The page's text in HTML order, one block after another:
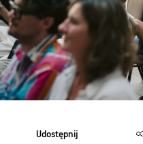
Udostępnij